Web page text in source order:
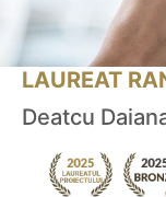
LAUREAT
Deatcu